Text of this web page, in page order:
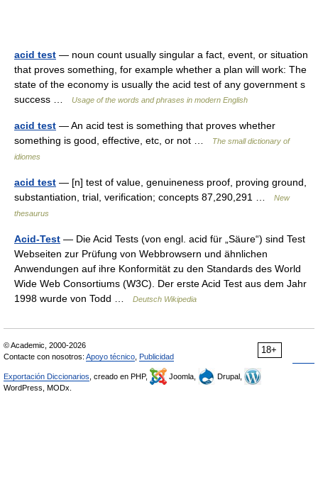
acid test — noun count usually singular a fact, event, or situation
that proves something, for example whether a plan will work: The
state of the economy is usually the acid test of any government s
success …
Usage of the words and phrases in modern English
acid test — An acid test is something that proves whether
something is good, effective, etc, or not …
The small dictionary of
idiomes
acid test — [n] test of value, genuineness proof, proving ground,
substantiation, trial, verification; concepts 87,290,291 …
New
thesaurus
Acid-Test — Die Acid Tests (von engl. acid für „Säure“) sind Test
Webseiten zur Prüfung von Webbrowsern und ähnlichen
Anwendungen auf ihre Konformität zu den Standards des World
Wide Web Consortiums (W3C). Der erste Acid Test aus dem Jahr
1998 wurde von Todd …
Deutsch Wikipedia
18+
© Academic, 2000-2026
Contacte con nosotros: Apoyo técnico Publicidad
Exportación Diccionarios , creado en PHP, Joomla,
Drupal,
WordPress, MODx.